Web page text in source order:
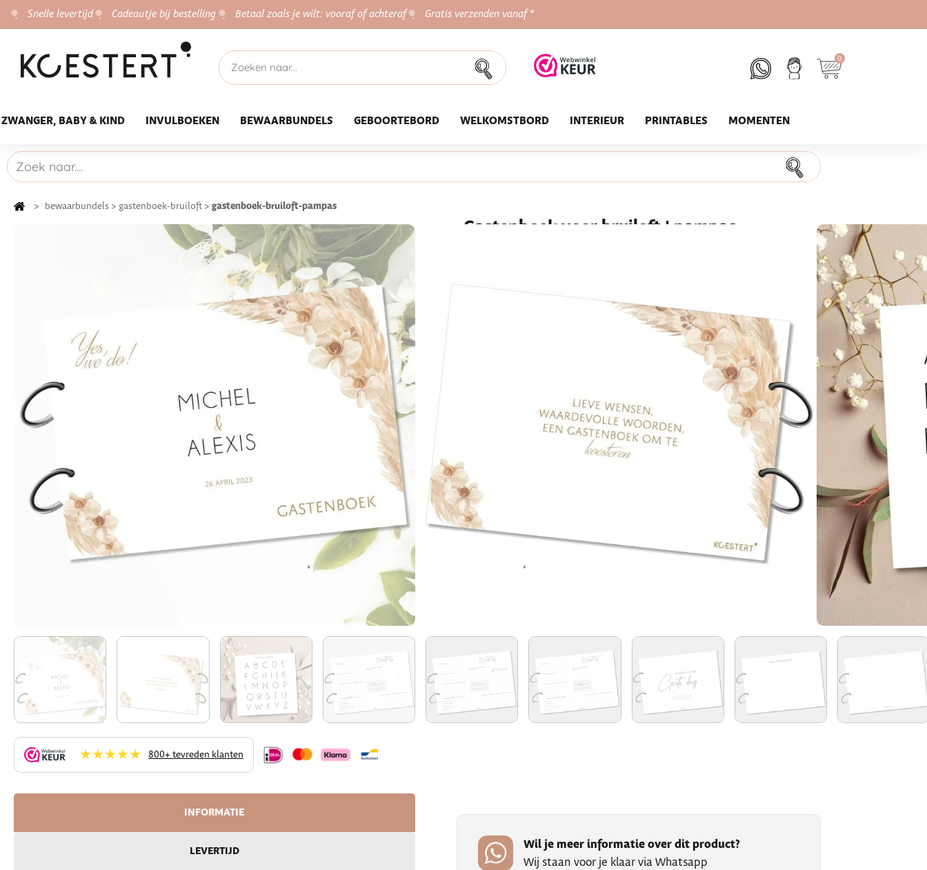
Snelle levertijd Cadeautje bij bestelling Betaal zoals je wilt: vooraf of achteraf Gratis verzenden vanaf *
0
ZWANGER, BABY & KIND INVULBOEKEN BEWAARBUNDELS GEBOORTEBORD WELKOMSTBORD INTERIEUR PRINTABLES MOMENTEN
> bewaarbundels > gastenboek-bruiloft > gastenboek-bruiloft-pampas
★★★★★ 800+ tevreden klanten
Gastenboek voor bruiloft | pampas
Een bruiloft is speciaal dankzij de gasten die jullie mooiste dag meevieren.
momenten vast te leggen.
800+ tevreden klanten
Levertijd: 4 a 6 werkdagen
INFORMATIE
LEVERTIJD Wil je meer informatie over dit product?
Wij staan voor je klaar via Whatsapp